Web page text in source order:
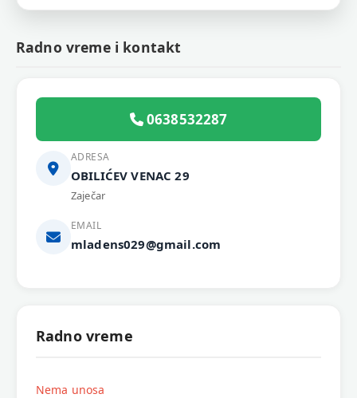
Radno vreme i kontakt
0638532287
ADRESA
OBILIĆEV VENAC 29
Zaječar
EMAIL
mladens029@gmail.com
Radno vreme
Nema unosa